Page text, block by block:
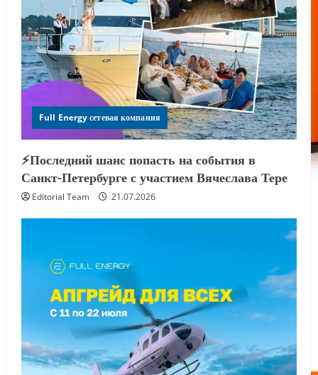
Full Energy сетевая компания
⚡️Последний шанс попасть на события в
Санкт-Петербурге с участием Вячеслава Тере
Editorial Team 21.07.2026